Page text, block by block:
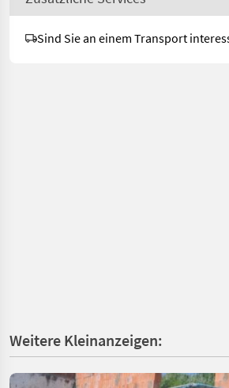
Sind Sie an einem Transport
Weitere Kleinanzeigen: